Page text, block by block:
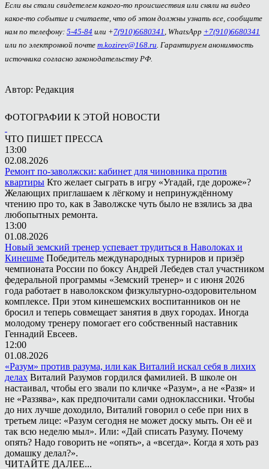
Если вы стали свидетелем какого-то происшествия или сняли на видео
какое-то событие и считаете, что об этом должны узнать все, сообщите
нам по телефону: 5-45-84 или +7(910)6680341 , WhatsApp +7(910)6680341
или по электронной почте m.kozirev@168.ru. Гарантируем анонимность
источника согласно законодательству РФ.
Автор: Редакция
ФОТОГРАФИИ К ЭТОЙ НОВОСТИ
ЧТО ПИШЕТ ПРЕССА
13:00
02.08.2026
Ремонт по-заволжски: кабинет для чиновника против
квартиры Кто желает сыграть в игру «Угадай, где дороже»?
Желающих приглашаем к лёгкому и непринуждённому
чтению про то, как в Заволжске чуть было не взялись за два
любопытных ремонта.
13:00
01.08.2026
Новый земский тренер успевает трудиться в Наволоках и
Кинешме Победитель международных турниров и призёр
чемпионата России по боксу Андрей Лебедев стал участником
федеральной программы «Земский тренер» и с июня 2026
года работает в наволокском физкультурно-оздоровительном
комплексе. При этом кинешемских воспитанников он не
бросил и теперь совмещает занятия в двух городах. Иногда
молодому тренеру помогает его собственный наставник
Геннадий Евсеев.
12:00
01.08.2026
«Разум» против разума, или как Виталий искал себя в лихих
делах Виталий Разумов гордился фамилией. В школе он
настаивал, чтобы его звали по кличке «Разум», а не «Разя» и
не «Раззява», как предпочитали сами одноклассники. Чтобы
до них лучше доходило, Виталий говорил о себе при них в
третьем лице: «Разум сегодня не может доску мыть. Он её и
так всю неделю мыл». Или: «Дай списать Разуму. Почему
опять? Надо говорить не «опять», а «всегда». Когда я хоть раз
домашку делал?».
ЧИТАЙТЕ ДАЛЕЕ...